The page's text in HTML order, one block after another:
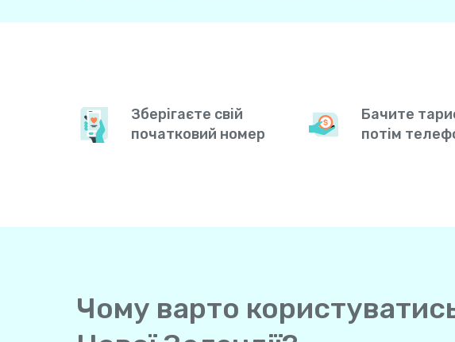
Зберігаєте свій
початковий номер
Бачите
потім
Чому варто